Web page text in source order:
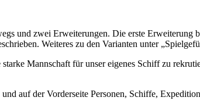
und zwei Erweiterungen. Die erste
Weiteres zu den Varianten unter
Mannschaft für unser eigenes Schiff zu
auf der Vorderseite Personen, Schiffe,